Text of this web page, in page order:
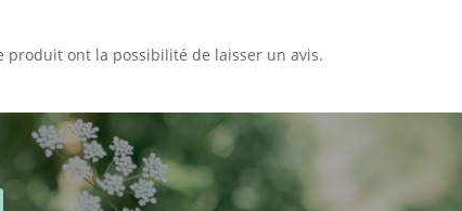
produit ont la possibilité de laisser un avis.